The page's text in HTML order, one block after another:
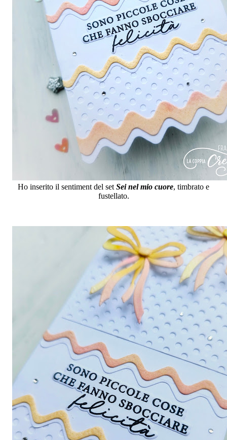
Ho inserito il sentiment del set Sei nel mio cuore, timbrato e
fustellato.